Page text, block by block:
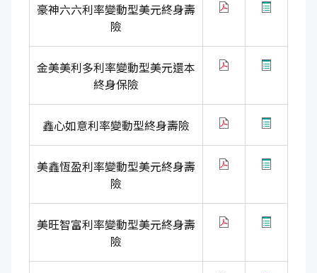
豪神六六利率變動型美元終身壽
險
金美美利多利率變動型美元還本
終身保險
鑫心如意利率變動型終身壽險
美鑫恆盈利率變動型美元終身壽
險
美旺智富利率變動型美元終身壽
險